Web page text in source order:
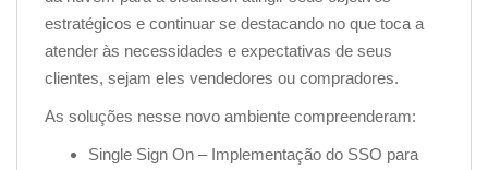
estratégicos e continuar se destacando no que toca a
atender às necessidades e expectativas de seus
clientes, sejam eles vendedores ou compradores.
As soluções nesse novo ambiente compreenderam:
Single Sign On – Implementação do SSO para